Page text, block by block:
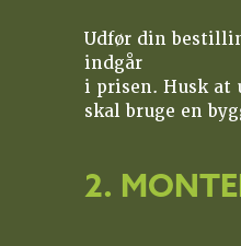
Udfør din
indgår
i prisen. Husk at
skal bruge en
2.